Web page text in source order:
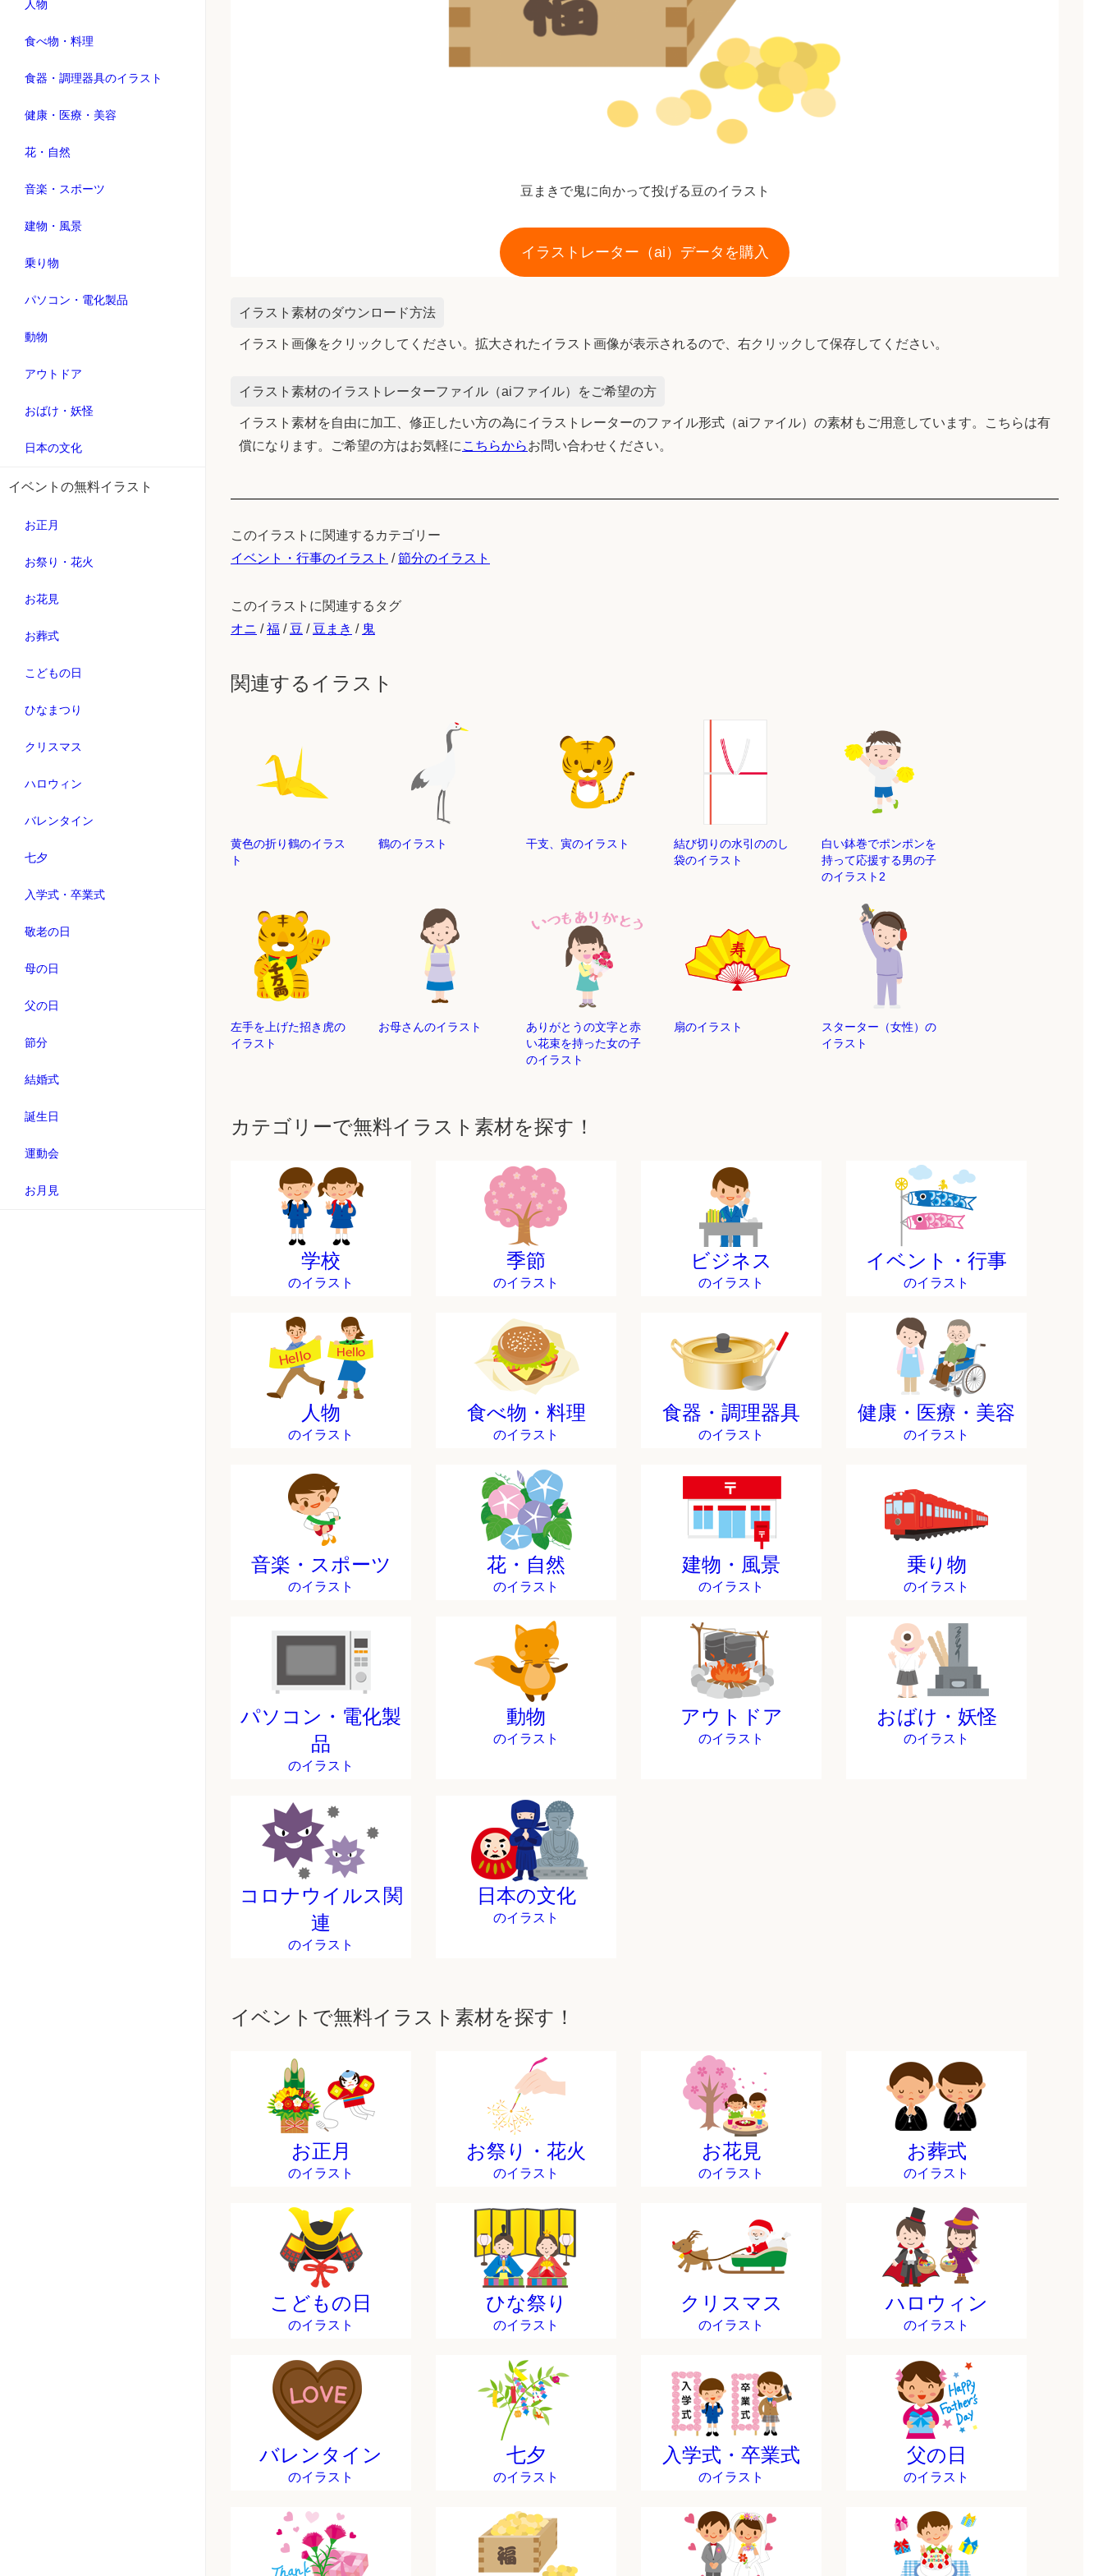
人物
食べ物・料理
食器・調理器具のイラスト
健康・医療・美容
花・自然
音楽・スポーツ
建物・風景
乗り物
パソコン・電化製品
動物
アウトドア
おばけ・妖怪
日本の文化
イベントの無料イラスト
お正月
お祭り・花火
お花見
お葬式
こどもの日
ひなまつり
クリスマス
ハロウィン
バレンタイン
七夕
入学式・卒業式
敬老の日
母の日
父の日
節分
結婚式
誕生日
運動会
お月見
豆まきで鬼に向かって投げる豆のイラスト
イラストレーター（ai）データを購入
イラスト素材のダウンロード方法
イラスト画像をクリックしてください。拡大されたイラスト画像が表示されるので、右クリックして保存してください。
イラスト素材のイラストレーターファイル（aiファイル）をご希望の方
イラスト素材を自由に加工、修正したい方の為にイラストレーターのファイル形式（aiファイル）の素材もご用意しています。こちらは有
償になります。ご希望の方はお気軽に こちらからお問い合わせください。
このイラストに関連するカテゴリー
イベント・行事のイラスト /節分のイラスト
このイラストに関連するタグ
オニ /福 / 豆 / 豆まき / 鬼
関連するイラスト
黄色の折り鶴のイラス
ト
鶴のイラスト 干支、寅のイラスト
結び切りの水引ののし
袋のイラスト
白い鉢巻でポンポンを
持って応援する男の子
のイラスト2
左手を上げた招き虎の
イラスト
お母さんのイラスト
ありがとうの文字と赤
い花束を持った女の子
のイラスト
扇のイラスト
スターター（女性）の
イラスト
カテゴリーで無料イラスト素材を探す！
学校
のイラスト
季節
のイラスト
ビジネス
のイラスト
イベント・行事
のイラスト
人物
のイラスト
食べ物・料理
のイラスト
食器・調理器具
のイラスト
健康・医療・美容
のイラスト
音楽・スポーツ
のイラスト
花・自然
のイラスト
建物・風景
のイラスト
乗り物
のイラスト
パソコン・電化製
品
のイラスト
動物
のイラスト
アウトドア
のイラスト
おばけ・妖怪
のイラスト
コロナウイルス関
連
のイラスト
日本の文化
のイラスト
イベントで無料イラスト素材を探す！
お正月
のイラスト
お祭り・花火
のイラスト
お花見
のイラスト
お葬式
のイラスト
こどもの日
のイラスト
ひな祭り
のイラスト
クリスマス
のイラスト
ハロウィン
のイラスト
バレンタイン
のイラスト
七夕
のイラスト
入学式・卒業式
のイラスト
父の日
のイラスト